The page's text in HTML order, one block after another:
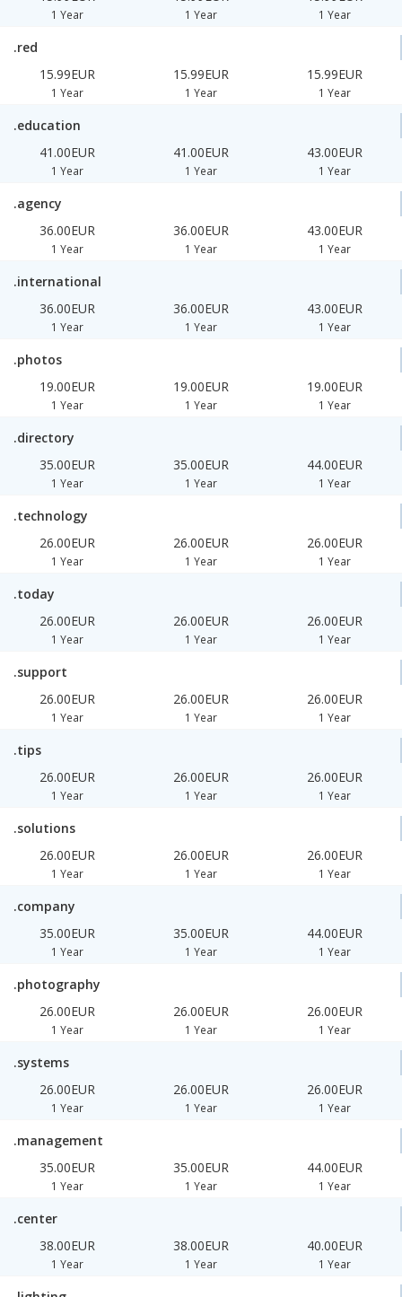
1 Year 1 Year 1 Year
.red
15.99EUR
1 Year
15.99EUR
1 Year
15.99EUR
1 Year
.education
41.00EUR
1 Year
41.00EUR
1 Year
43.00EUR
1 Year
.agency
36.00EUR
1 Year
36.00EUR
1 Year
43.00EUR
1 Year
.international
36.00EUR
1 Year
36.00EUR
1 Year
43.00EUR
1 Year
.photos
19.00EUR
1 Year
19.00EUR
1 Year
19.00EUR
1 Year
.directory
35.00EUR
1 Year
35.00EUR
1 Year
44.00EUR
1 Year
.technology
26.00EUR
1 Year
26.00EUR
1 Year
26.00EUR
1 Year
.today
26.00EUR
1 Year
26.00EUR
1 Year
26.00EUR
1 Year
.support
26.00EUR
1 Year
26.00EUR
1 Year
26.00EUR
1 Year
.tips
26.00EUR
1 Year
26.00EUR
1 Year
26.00EUR
1 Year
.solutions
26.00EUR
1 Year
26.00EUR
1 Year
26.00EUR
1 Year
.company
35.00EUR
1 Year
35.00EUR
1 Year
44.00EUR
1 Year
.photography
26.00EUR
1 Year
26.00EUR
1 Year
26.00EUR
1 Year
.systems
26.00EUR
1 Year
26.00EUR
1 Year
26.00EUR
1 Year
.management
35.00EUR
1 Year
35.00EUR
1 Year
44.00EUR
1 Year
.center
38.00EUR
1 Year
38.00EUR
1 Year
40.00EUR
1 Year